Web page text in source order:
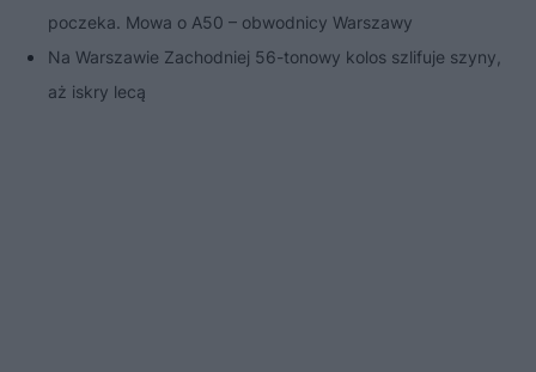
poczeka. Mowa o A50 – obwodnicy Warszawy
Na Warszawie Zachodniej 56-tonowy kolos szlifuje szyny,
aż iskry lecą